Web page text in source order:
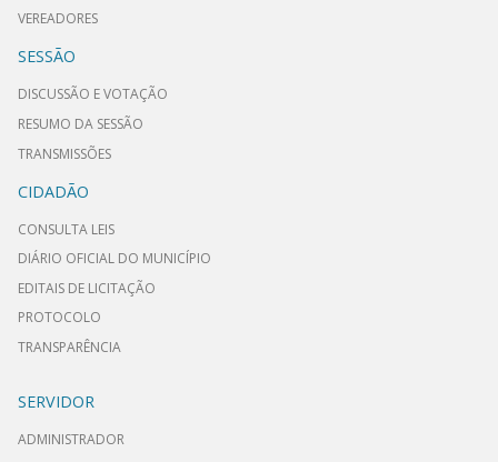
VEREADORES
SESSÃO
DISCUSSÃO E VOTAÇÃO
RESUMO DA SESSÃO
TRANSMISSÕES
CIDADÃO
CONSULTA LEIS
DIÁRIO OFICIAL DO MUNICÍPIO
EDITAIS DE LICITAÇÃO
PROTOCOLO
TRANSPARÊNCIA
SERVIDOR
ADMINISTRADOR